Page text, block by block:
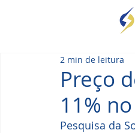
Preço
11%
2 min de leitura
Pesquisa da